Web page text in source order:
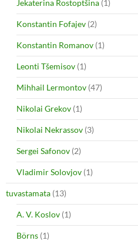
Jekaterina Rostoptšina (1)
Konstantin Fofajev (2)
Konstantin Romanov (1)
Leonti Tšemisov (1)
Mihhail Lermontov (47)
Nikolai Grekov (1)
Nikolai Nekrassov (3)
Sergei Safonov (2)
Vladimir Solovjov (1)
tuvastamata (13)
A. V. Koslov (1)
Börns (1)